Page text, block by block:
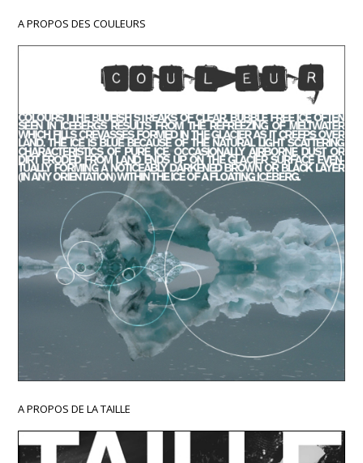
A PROPOS DES COULEURS
A PROPOS DE LA TAILLE